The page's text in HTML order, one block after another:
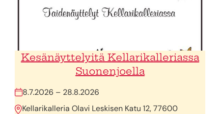
Kesänäyttelyitä Kellarikalleriassa
Suonenjoella
8.7.2026 – 28.8.2026
Kellarikalleria Olavi Leskisen Katu 12, 77600